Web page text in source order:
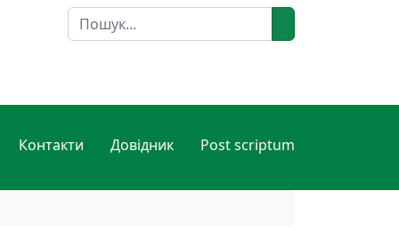
Пошук
Контакти Довідник Post scriptum